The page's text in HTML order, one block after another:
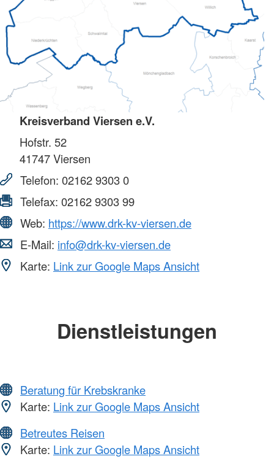
Kreisverband Viersen e.V.
Hofstr. 52
41747Viersen
Telefon: 02162 9303 0
Telefax: 02162 9303 99
Web: https://www.drk-kv-viersen.de
E-Mail: info@drk-kv-viersen.de
Karte: Link zur Google Maps Ansicht
Dienstleistungen
Beratung für Krebskranke
Karte: Link zur Google Maps Ansicht
Betreutes Reisen
Karte: Link zur Google Maps Ansicht